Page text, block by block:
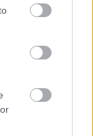
naparovane aby